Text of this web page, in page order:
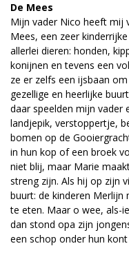
De Mees
Mijn vader Nico heeft mij
Mees, een zeer
allerlei dieren: honden,
konijnen en tevens een
ze er zelfs een ijsbaan
gezellige en heerlijke
daar speelden mijn vader
landjepik, verstoppertje,
bomen op de
in hun kop of een broek
niet blij, maar Marie
streng zijn. Als hij op zijn
buurt: de kinderen Merlijn
te eten. Maar o wee, als-
dan stond opa zijn
een schop onder hun